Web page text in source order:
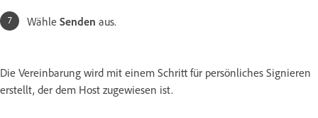
Wähle Senden aus.
Die Vereinbarung wird mit einem Schritt für persönliches Signieren
erstellt, der dem Host zugewiesen ist.